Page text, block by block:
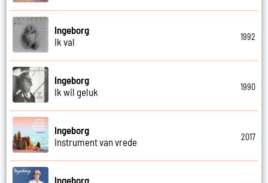
Ingeborg
Ik val
1992
Ingeborg
Ik wil geluk
1990
Ingeborg
Instrument van vrede
2017
Ingeborg